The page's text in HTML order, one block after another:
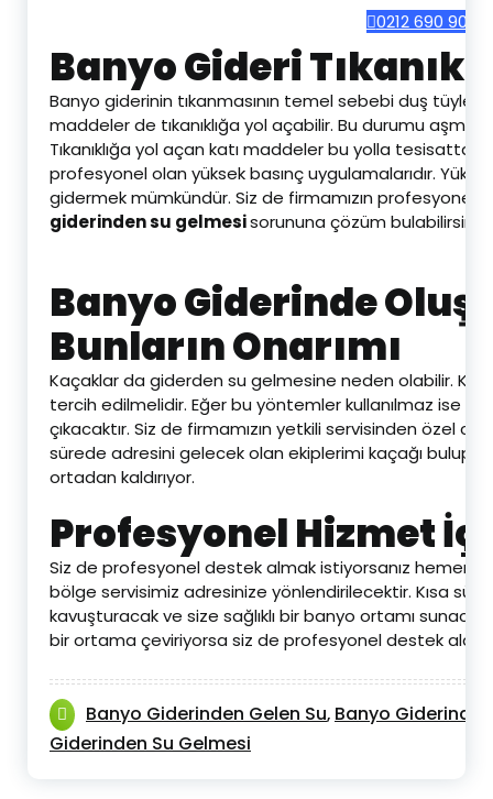
0212 690 90 69
Banyo Gideri
Banyo giderinin tıkanmasının temel sebebi duş
maddeler de tıkanıklığa yol açabilir. Bu durumu aşmak
Tıkanıklığa yol açan katı maddeler bu yolla tesisattan
profesyonel olan yüksek basınç uygulamalarıdır.
gidermek mümkündür. Siz de firmamızın profesyonel
giderinden su gelmesisorununa çözüm bulabilirsiniz.
Banyo Giderinde
Bunların Onarımı
Kaçaklar da giderden su gelmesine neden olabilir.
tercih edilmelidir. Eğer bu yöntemler kullanılmaz ise
çıkacaktır. Siz de firmamızın yetkili servisinden özel
sürede adresini gelecek olan ekiplerimi kaçağı bulup
ortadan kaldırıyor.
Profesyonel Hizmet
Siz de profesyonel destek almak istiyorsanız hemen
bölge servisimiz adresinize yönlendirilecektir. Kısa
kavuşturacak ve size sağlıklı bir banyo ortamı
bir ortama çeviriyorsa siz de profesyonel destek
Banyo Giderinden Gelen Su, Banyo
Giderinden Su Gelmesi